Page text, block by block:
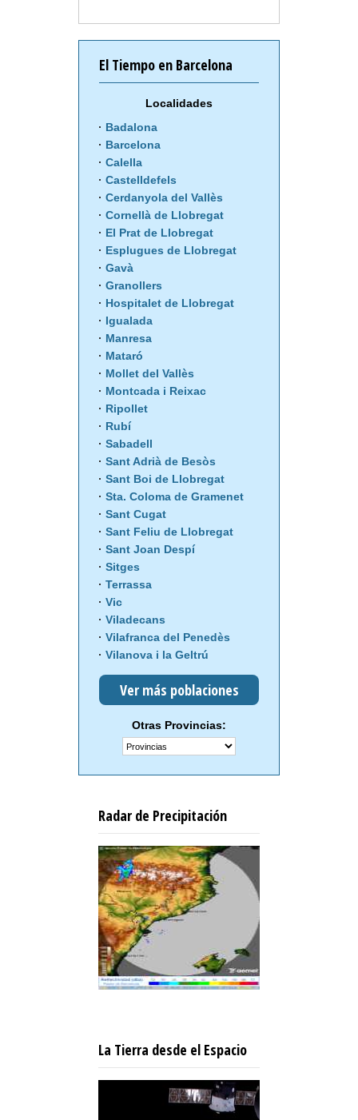
El Tiempo en Barcelona
Localidades
Badalona
Barcelona
Calella
Castelldefels
Cerdanyola del Vallès
Cornellà de Llobregat
El Prat de Llobregat
Esplugues de Llobregat
Gavà
Granollers
Hospitalet de Llobregat
Igualada
Manresa
Mataró
Mollet del Vallès
Montcada i Reixac
Ripollet
Rubí
Sabadell
Sant Adrià de Besòs
Sant Boi de Llobregat
Sta. Coloma de Gramenet
Sant Cugat
Sant Feliu de Llobregat
Sant Joan Despí
Sitges
Terrassa
Vic
Viladecans
Vilafranca del Penedès
Vilanova i la Geltrú
Ver más poblaciones
Otras Provincias:
Radar de Precipitación
La Tierra desde el Espacio